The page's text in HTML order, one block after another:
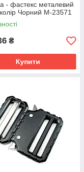
- фастекс металевий
Чорний М-23571
₴
Купити